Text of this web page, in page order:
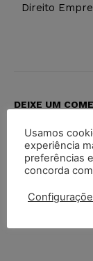
Direito
DEIXE UM
Default Comments
Usamos
experiência
preferências
concorda